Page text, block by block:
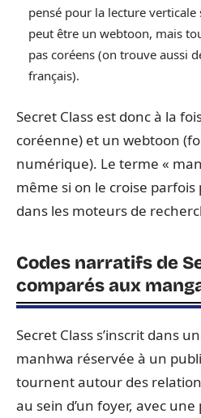
pensé pour la lecture
peut être un webtoon, mais
pas coréens (on trouve aussi
français).
Secret Class est donc à la
coréenne) et un webtoon
numérique). Le terme «
même si on le croise
dans les moteurs de
Codes narratifs de
comparés aux
Secret Class s’inscrit dans
manhwa réservée à un
tournent autour des
au sein d’un foyer, avec